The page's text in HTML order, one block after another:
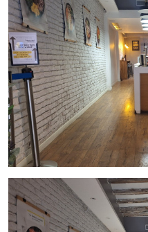
degustación y franquicias sin
Su excelente ubicación y
local en una oportunidad
inversores que buscan un
facturación en una de las
Barcelona.
Traspaso: 70.000€
Alquiler: 7.000€ + IVA
Contrato de alquiler: 10
Excelente relación calidad-
características del local.
No deje escapar esta gran